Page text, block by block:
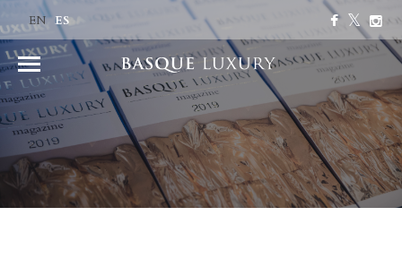
EN ES